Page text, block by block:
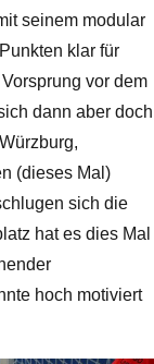
seinem modular
klar für
vor dem
dann aber doch
(dieses Mal)
sich die
hat es dies Mal
hoch motiviert